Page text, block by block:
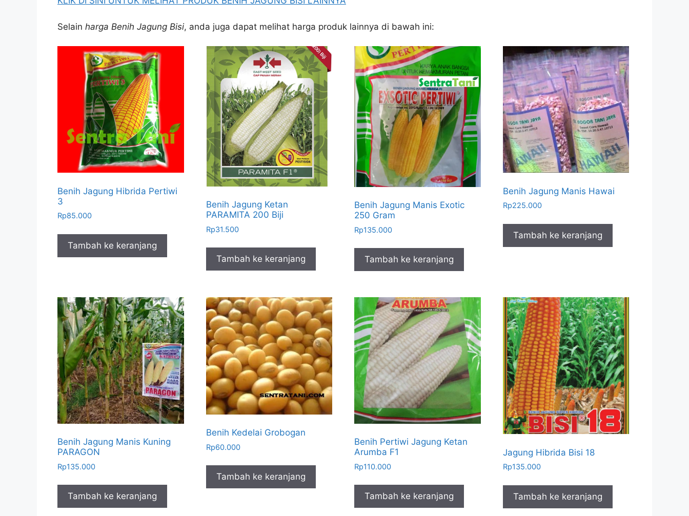
Selain harga Benih Jagung Bisi, anda juga dapat melihat harga produk lainnya di bawah ini:
Benih Jagung Hibrida Pertiwi
3
Rp85.000
Tambah ke keranjang
Benih Jagung Ketan
PARAMITA 200 Biji
Rp31.500
Tambah ke keranjang
Benih Jagung Manis Exotic
250 Gram
Rp135.000
Tambah ke keranjang
Benih Jagung Manis Hawai
Rp225.000
Tambah ke keranjang
Benih Jagung Manis Kuning
PARAGON
Rp135.000
Tambah ke keranjang
Benih Kedelai Grobogan
Rp60.000
Tambah ke keranjang
Benih Pertiwi Jagung Ketan
Arumba F1
Rp110.000
Tambah ke keranjang
Jagung Hibrida Bisi 18
Rp135.000
Tambah ke keranjang